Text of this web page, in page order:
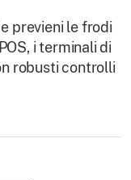
previeni le frodi
i terminali di
robusti controlli